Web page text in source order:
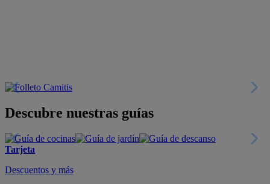
Descubre nuestras guías
Tarjeta
Descuentos y más